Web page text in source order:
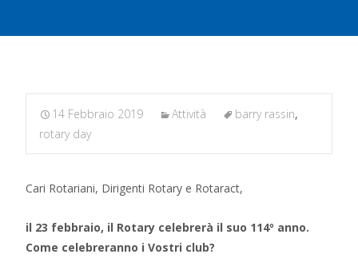
14 Febbraio 2019 Attività barry rassin,
rotary day
Cari Rotariani, Dirigenti Rotary e Rotaract,
il 23 febbraio, il Rotary celebrerà il suo 114º anno.
Come celebreranno i Vostri club?